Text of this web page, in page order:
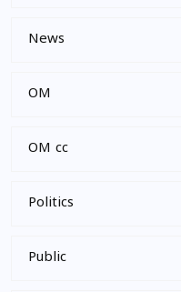
News
OM
OM cc
Politics
Public